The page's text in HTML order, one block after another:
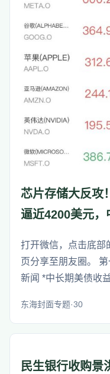
芯片存储大反攻
逼近4200美元
打开微信，点击底部
页分享至朋友圈。
新闻 *中长期美债收
东海封面专题·30
民生银行收购景